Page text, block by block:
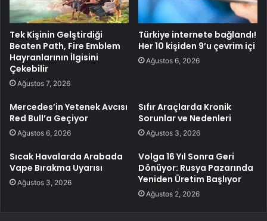
Tek Kişinin Gelştirdiği
Beaten Path, Fire Emblem
Hayranlarının İlgisini
Çekebilir
Ağustos 7, 2026
Türkiye internete bağlandı!
Her 10 kişiden 9’u çevrim içi
Ağustos 6, 2026
Mercedes’in Yetenek Avcısı
Red Bull’a Geçiyor
Ağustos 6, 2026
Sıfır Araçlarda Kronik
Sorunlar ve Nedenleri
Ağustos 3, 2026
Sıcak Havalarda Arabada
Vape Bırakma Uyarısı
Ağustos 3, 2026
Volga 16 Yıl Sonra Geri
Dönüyor: Rusya Pazarında
Yeniden Üretim Başlıyor
Ağustos 2, 2026